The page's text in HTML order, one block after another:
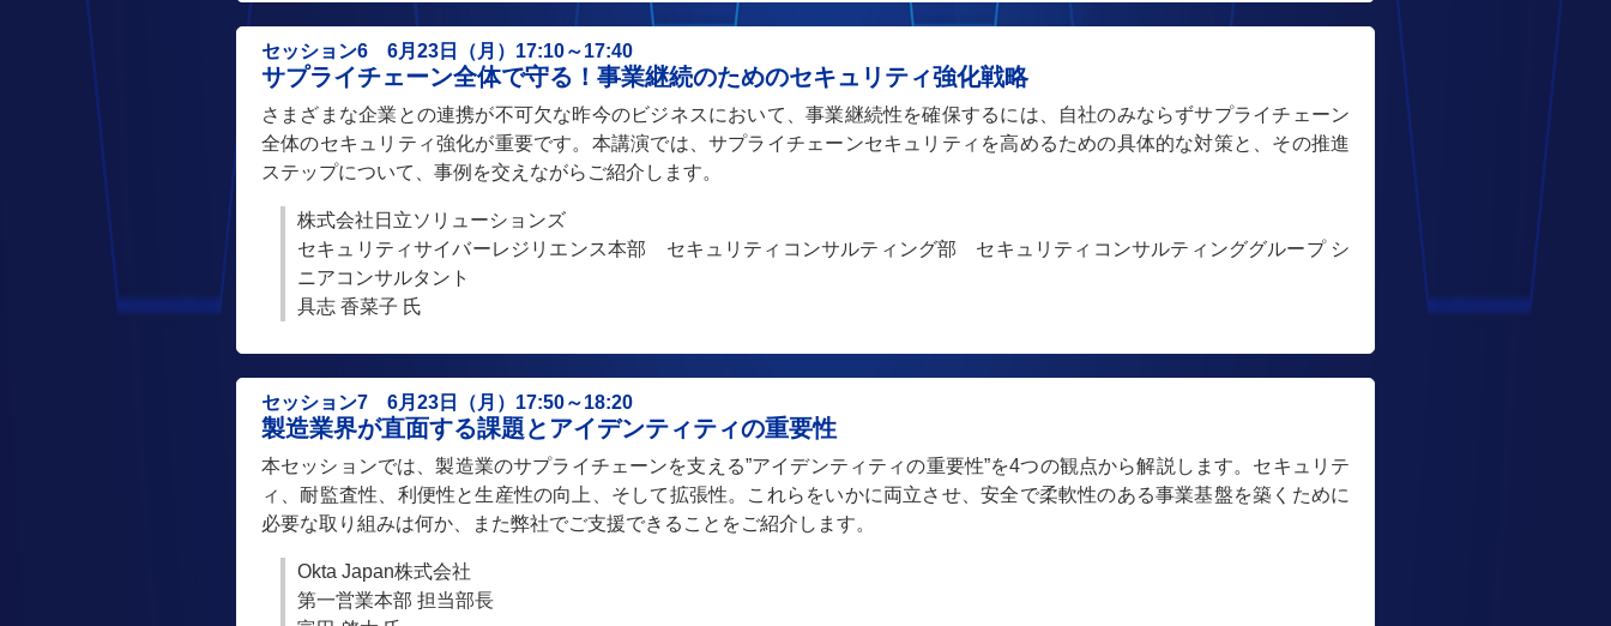
セッション6 6月23日（月）17:10～17:40
サプライチェーン全体で守る！事業継続のためのセキュリティ強化戦略
さまざまな企業との連携が不可欠な昨今のビジネスにおいて、事業継続性を確保するには、自社のみならずサプライチェーン
全体のセキュリティ強化が重要です。本講演では、サプライチェーンセキュリティを高めるための具体的な対策と、その推進
ステップについて、事例を交えながらご紹介します。
株式会社日立ソリューションズ
セキュリティサイバーレジリエンス本部 セキュリティコンサルティング部 セキュリティコンサルティンググループ シ
ニアコンサルタント
具志 香菜子 氏
セッション7 6月23日（月）17:50～18:20
製造業界が直面する課題とアイデンティティの重要性
本セッションでは、製造業のサプライチェーンを支える”アイデンティティの重要性”を4つの観点から解説します。セキュリテ
ィ、耐監査性、利便性と生産性の向上、そして拡張性。これらをいかに両立させ、安全で柔軟性のある事業基盤を築くために
必要な取り組みは何か、また弊社でご支援できることをご紹介します。
Okta Japan株式会社
第一営業本部 担当部長